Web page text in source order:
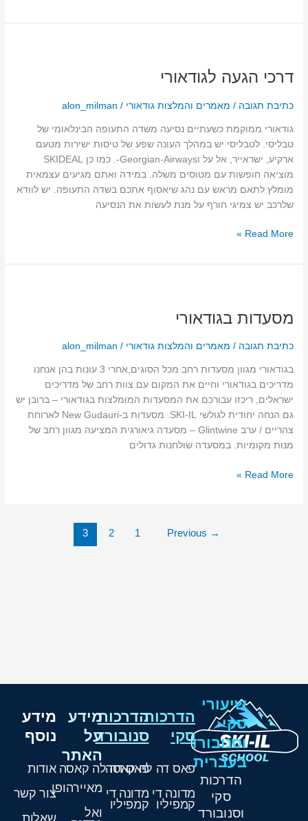
דרכי הגעה לגודאורי
כתיבת תגובה / מאמרים והמלצות גודאורי /
alon_milman
גודאורי ממוקמת כשעתיים נסיעה משדה התעופה הבינלאומי של
טבליסי. לטבליסי יש במהלך העונה שפע של טיסות ישירות מטעם
ארקיע, ישראייר, אל על וGeorgian-Airways-. כמו כן SKIDEAL
מוציאה חופשות עם מטוסים משלה. במידה ואתם מגיעים עצמאית
מומלץ לתאם מראש עם נהג שיאסוף אתכם בשדה התעופה. יש לוודא
שלרכב יש צמיגי חורף על מנת לעשות את הנסיעה
לגודאורי
Read More »
מסעדות בגודאורי
כתיבת תגובה / מאמרים והמלצות גודאורי /
alon_milman
בגודאורי מגוון מסעדות רחב מכל הסוגים,אחרי 3 עונות בהן אנחנו
מדריכים בגודאורי וחיים את המקום עם צוות רחב של מדריכים
ישראלים, ריכזו עבורכם את המסעדות המומלצות בגודאורי – ברובן יש
גם הנחה יחודית לגולשי SKI-IL. מסעדות ב-New Gudauri לארוחת
צהריים / ערב Glintwine – מסעדה גיאורגית המציעה מגוון רחב של
מנות מקומיות. במסעדה שולחנות גדולים
Read More »
→
1
2
3
שיעורי
סקי
וסנובורד
בעברית
הדרכות
סקי
וסנובורד
הדרכות
סקי
פאס דה לה קאסה
מדונה די
קמפיליו
הדרכות
סנובורד
פאס דה לה קאסה
מדונה די
קמפיליו
מידע
על
האתר
מאיירהופן
ואל
מידע
נוסף
אודות
צור קשר